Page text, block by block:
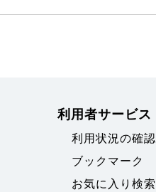
利用者サービス
利用状況の確認
ブックマーク
お気に入り検索